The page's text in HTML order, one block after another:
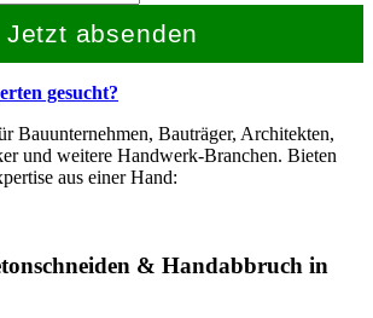
Jetzt absenden
gesucht?
Bauunternehmen, Bauträger, Architekten,
und weitere Handwerk-Branchen. Bieten
aus einer Hand:
& Handabbruch in